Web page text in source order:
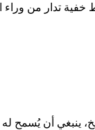
تدار من
ينبغي أن